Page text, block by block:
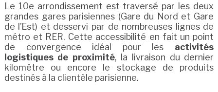
Le 10e arrondissement est traversé par les deux
grandes gares parisiennes (Gare du Nord et Gare
de l’Est) et desservi par de nombreuses lignes de
métro et RER. Cette accessibilité en fait un point
de convergence idéal pour les activités
logistiques de proximité, la livraison du dernier
kilomètre ou encore le stockage de produits
destinés à la clientèle parisienne.